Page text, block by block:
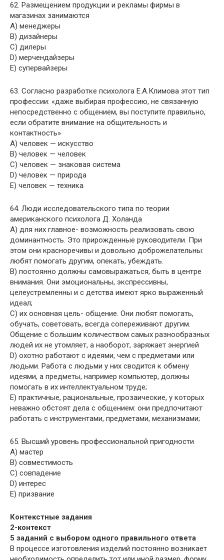
62. Размещением продукции и рекламы фирмы в
магазинах занимаются
A) менеджеры
B) дизайнеры
C) дилеры
D) мерчендайзеры
E) супервайзеры
63. Согласно разработке психолога Е.А.Климова этот тип
профессии: «даже выбирая профессию, не связанную
непосредственно с общением, вы поступите правильно,
если обратите внимание на общительность и
контактность»
A) человек — искусство
B) человек — человек
C) человек — знаковая система
D) человек — природа
E) человек — техника
64. Люди исследовательского типа по теории
американского психолога Д. Холанда
A) для них главное- возможность реализовать свою
доминантность. Это прирожденные руководители. При
этом они красноречивы и довольно доброжелательны:
любят помогать другим, опекать, убеждать.
B) постоянно должны самовыражаться, быть в центре
внимания. Они эмоциональны, экспрессивны,
целеустремленны и с детства имеют ярко выраженный
идеал;
C) их основная цель- общение. Они любят помогать,
обучать, советовать, всегда сопереживают другим.
Общение с большим количеством самых разнообразных
людей их не утомляет, а наоборот, заряжает энергией
D) охотно работают с идеями, чем с предметами или
людьми. Работа с людьми у них сводится к обмену
идеями, а предметы, например компьютер, должны
помогать в их интеллектуальном труде;
E) практичные, рациональные, прозаические, у которых
неважно обстоят дела с общением: они предпочитают
работать с инструментами, предметами, механизмами;
65. Высший уровень профессиональной пригодности
A) мастер
B) совместимость
C) совпадение
D) интерес
E) призвание
Контекстные задания
2-контекст
5 заданий с выбором одного правильного ответа
В процессе изготовления изделий постоянно возникает